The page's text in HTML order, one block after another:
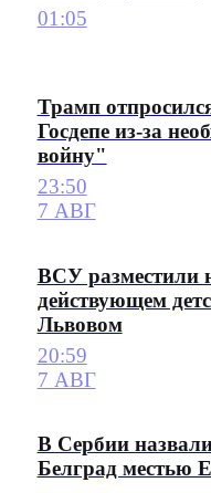
01:05
Трамп
Госдепе из-за
войну"
23:50
7 АВГ
ВСУ разместили
действующем
Львовом
20:59
7 АВГ
В Сербии
Белград местью